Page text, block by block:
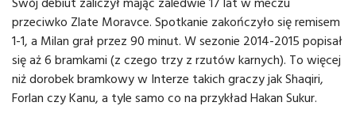
przeciwko Zlate Moravce. Spotkanie zakończyło się remisem
1-1, a Milan grał przez 90 minut. W sezonie 2014-2015 popisał
się aż 6 bramkami (z czego trzy z rzutów karnych). To więcej
niż dorobek bramkowy w Interze takich graczy jak Shaqiri,
Forlan czy Kanu, a tyle samo co na przykład Hakan Sukur.